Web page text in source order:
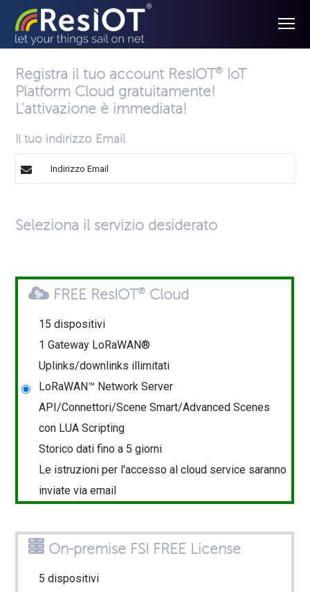
Registra il tuo account ResIOT®
IoT
Platform Cloud gratuitamente!
L'attivazione è immediata!
Il tuo indirizzo Email
Seleziona il servizio desiderato
FREE ResIOT® Cloud
15 dispositivi
1 Gateway LoRaWAN®
Uplinks/downlinks illimitati
LoRaWAN™ Network Server
API/Connettori/Scene Smart/Advanced Scenes
con LUA Scripting
Storico dati fino a 5 giorni
Le istruzioni per l'accesso al cloud service saranno
inviate via email
On-premise FSI FREE License
5 dispositivi